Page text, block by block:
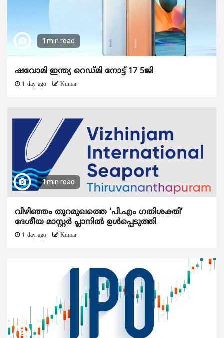
1 min read
ഷവോമി ഇന്ത്യ റെഡ്മി നോട്ട് 17 5ജി
1 day ago Kumar
1 min read
വിഴിഞ്ഞം തുറമുഖത്തെ ‘പി.എം ഗതിശക്തി’
ദേശീയ മാസ്റ്റർ പ്ലാനിൽ ഉൾപ്പെടുത്തി
1 day ago Kumar